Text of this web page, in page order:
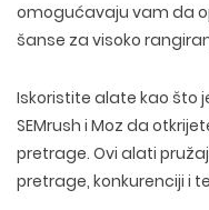
omogućavaju vam da
šanse za visoko
Iskoristite alate kao što
SEMrush i Moz da
pretrage. Ovi alati
pretrage, konkurenciji i